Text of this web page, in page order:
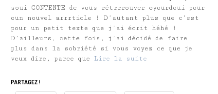
soui CONTENTE de vous rétrrrouver oyourdoui pour
oun nouvel arrrticle ! D’autant plus que c’est
pour un petit texte que j’ai écrit héhé !
D’ailleurs, cette fois, j’ai décidé de faire
plus dans la sobriété si vous voyez ce que je
veux dire, parce que Lire la suite
PARTAGEZ !